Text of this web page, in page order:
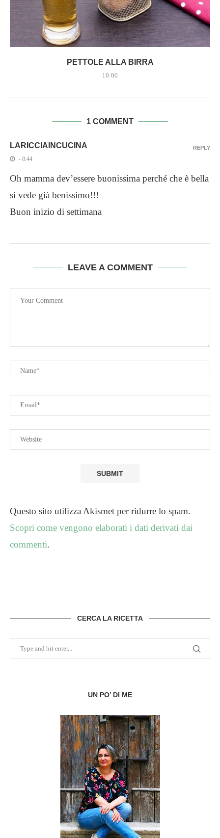
PETTOLE ALLA BIRRA
10:00
1 COMMENT
LARICCIAINCUCINA
- 8:44
Oh mamma dev’essere buonissima perché che è bella
si vede già benissimo!!!
Buon inizio di settimana
REPLY
LEAVE A COMMENT
Questo sito utilizza Akismet per ridurre lo spam.
Scopri come vengono elaborati i dati derivati dai
commenti.
CERCA LA RICETTA
UN PO’ DI ME